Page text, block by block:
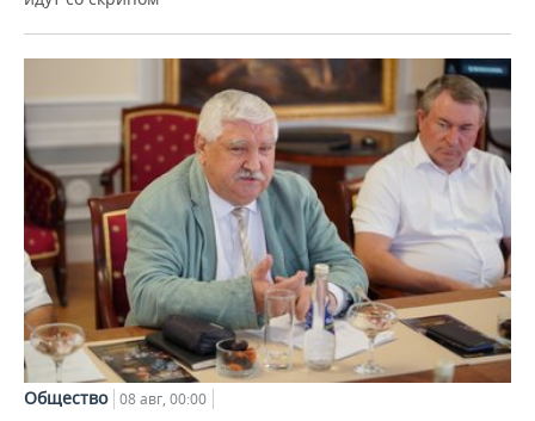
Общество 08 авг, 00:00